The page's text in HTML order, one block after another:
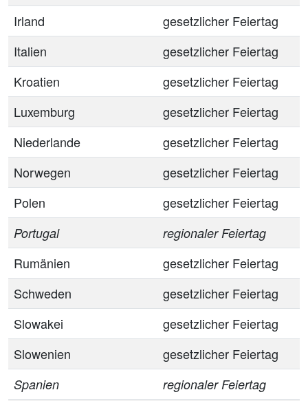
Irland
gesetzlicher Feiertag
Italien
gesetzlicher Feiertag
Kroatien
gesetzlicher Feiertag
Luxemburg
gesetzlicher Feiertag
Niederlande
gesetzlicher Feiertag
Norwegen
gesetzlicher Feiertag
Polen
gesetzlicher Feiertag
Portugal regionaler Feiertag
Rumänien
gesetzlicher Feiertag
Schweden
gesetzlicher Feiertag
Slowakei
gesetzlicher Feiertag
Slowenien
gesetzlicher Feiertag
Spanien regionaler Feiertag